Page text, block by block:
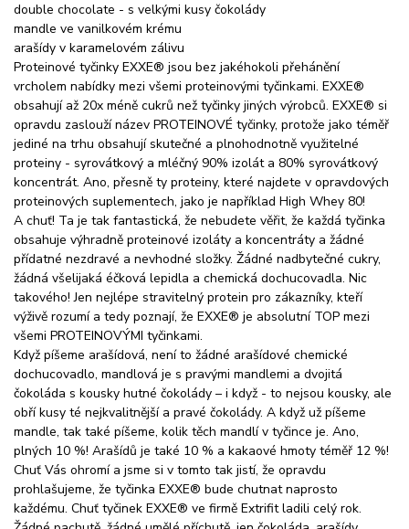
double chocolate - s velkými kusy čokolády
mandle ve vanilkovém krému
arašídy v karamelovém zálivu
Proteinové tyčinky EXXE® jsou bez jakéhokoli přehánění
vrcholem nabídky mezi všemi proteinovými tyčinkami. EXXE®
obsahují až 20x méně cukrů než tyčinky jiných výrobců. EXXE® si
opravdu zaslouží název PROTEINOVÉ tyčinky, protože jako téměř
jediné na trhu obsahují skutečné a plnohodnotně využitelné
proteiny - syrovátkový a mléčný 90% izolát a 80% syrovátkový
koncentrát. Ano, přesně ty proteiny, které najdete v opravdových
proteinových suplementech, jako je například High Whey 80!
A chuť! Ta je tak fantastická, že nebudete věřit, že každá tyčinka
obsahuje výhradně proteinové izoláty a koncentráty a žádné
přídatné nezdravé a nevhodné složky. Žádné nadbytečné cukry,
žádná všelijaká éčková lepidla a chemická dochucovadla. Nic
takového! Jen nejlépe stravitelný protein pro zákazníky, kteří
výživě rozumí a tedy poznají, že EXXE® je absolutní TOP mezi
všemi PROTEINOVÝMI tyčinkami.
Když píšeme arašídová, není to žádné arašídové chemické
dochucovadlo, mandlová je s pravými mandlemi a dvojitá
čokoláda s kousky hutné čokolády – i když - to nejsou kousky, ale
obří kusy té nejkvalitnější a pravé čokolády. A když už píšeme
mandle, tak také píšeme, kolik těch mandlí v tyčince je. Ano,
plných 10 %! Arašídů je také 10 % a kakaové hmoty téměř 12 %!
Chuť Vás ohromí a jsme si v tomto tak jistí, že opravdu
prohlašujeme, že tyčinka EXXE® bude chutnat naprosto
každému. Chuť tyčinek EXXE® ve firmě Extrifit ladili celý rok.